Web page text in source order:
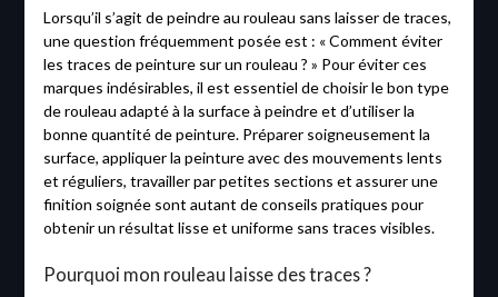
Lorsqu’il s’agit de peindre au rouleau sans laisser de traces,
une question fréquemment posée est : « Comment éviter
les traces de peinture sur un rouleau ? » Pour éviter ces
marques indésirables, il est essentiel de choisir le bon type
de rouleau adapté à la surface à peindre et d’utiliser la
bonne quantité de peinture. Préparer soigneusement la
surface, appliquer la peinture avec des mouvements lents
et réguliers, travailler par petites sections et assurer une
finition soignée sont autant de conseils pratiques pour
obtenir un résultat lisse et uniforme sans traces visibles.
Pourquoi mon rouleau laisse des traces ?